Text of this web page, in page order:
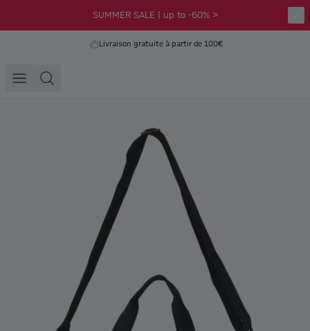
SUMMER SALE | up to -60% >
Livraison gratuite à partir de 100€